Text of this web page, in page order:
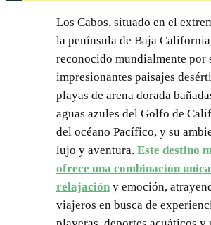
Los Cabos, situado en el
la península de Baja
reconocido mundialmente por
impresionantes paisajes
playas de arena dorada
aguas azules del Golfo de
del océano Pacífico, y su
lujo y aventura. Este destino
ofrece una combinación
relajacióny emoción,
viajeros en busca de